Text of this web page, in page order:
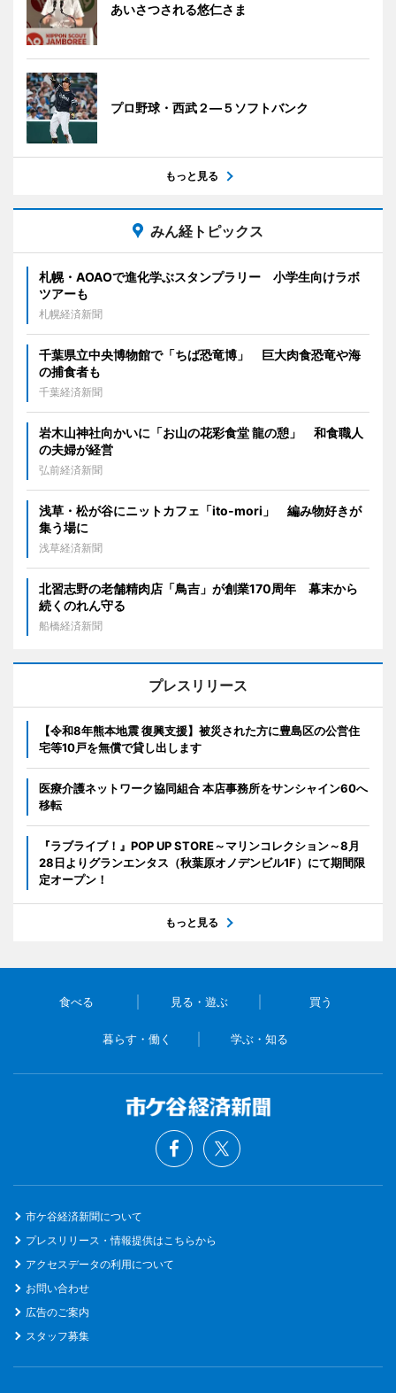
あいさつされる悠仁さま
プロ野球・西武２―５ソフトバンク
もっと見る
みん経トピックス
札幌・AOAOで進化学ぶスタンプラリー 小学生向けラボ
ツアーも
札幌経済新聞
千葉県立中央博物館で「ちば恐竜博」 巨大肉食恐竜や海
の捕食者も
千葉経済新聞
岩木山神社向かいに「お山の花彩食堂 龍の憩」 和食職人
の夫婦が経営
弘前経済新聞
浅草・松が谷にニットカフェ「ito-mori」 編み物好きが
集う場に
浅草経済新聞
北習志野の老舗精肉店「鳥吉」が創業170周年 幕末から
続くのれん守る
船橋経済新聞
プレスリリース
【令和8年熊本地震 復興支援】被災された方に豊島区の公営住
宅等10戸を無償で貸し出します
医療介護ネットワーク協同組合 本店事務所をサンシャイン60へ
移転
『ラブライブ！』POP UP STORE～マリンコレクション～8月
28日よりグランエンタス（秋葉原オノデンビル1F）にて期間限
定オープン！
もっと見る
食べる 見る・遊ぶ 買う
暮らす・働く 学ぶ・知る
市ケ谷経済新聞について
プレスリリース・情報提供はこちらから
アクセスデータの利用について
お問い合わせ
広告のご案内
スタッフ募集